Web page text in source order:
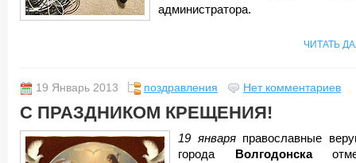
администратора.
ЧИТАТЬ
19 Январь 2013 поздравления Нет комментариев
С ПРАЗДНИКОМ КРЕЩЕНИЯ!
19 январяправославные
города
Волгодонска